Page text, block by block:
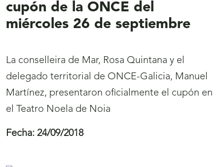
cupón de la ONCE del
miércoles 26 de septiembre
La conselleira de Mar, Rosa Quintana y el
delegado territorial de ONCE-Galicia, Manuel
Martínez, presentaron oficialmente el cupón en
el Teatro Noela de Noia
Fecha: 24/09/2018